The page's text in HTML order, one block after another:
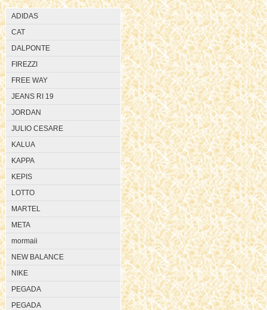
ADIDAS
CAT
DALPONTE
FIREZZI
FREE WAY
JEANS RI 19
JORDAN
JULIO CESARE
KALUA
KAPPA
KEPIS
LOTTO
MARTEL
META
mormaii
NEW BALANCE
NIKE
PEGADA
PEGADA